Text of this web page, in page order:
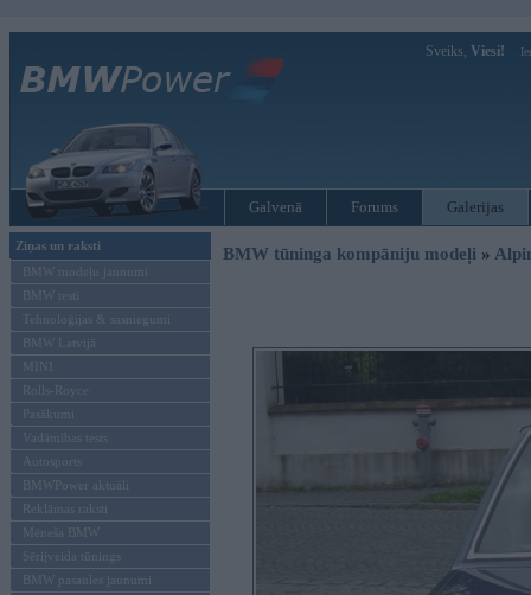
Sveiks, Viesi!
Galvenā Forums Galerijas
Ziņas un raksti
BMW modeļu jaunumi
BMW testi
Tehnoloģijas & sasniegumi
BMW Latvijā
MINI
Rolls-Royce
Pasākumi
Vadāmības tests
Autosports
BMWPower aktuāli
Reklāmas raksti
Mēneša BMW
Sērijveida tūnings
BMW pasaules jaunumi
BMW tūninga kompāniju modeļi »